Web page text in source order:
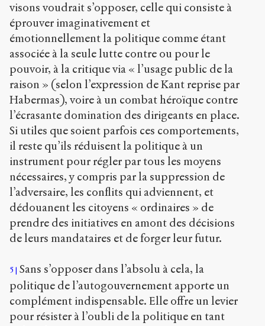
visons voudrait s’opposer, celle qui consiste à
éprouver imaginativement et
émotionnellement la politique comme étant
associée à la seule lutte contre ou pour le
pouvoir, à la critique via « l’usage public de la
raison » (selon l’expression de Kant reprise par
Habermas), voire à un combat héroïque contre
l’écrasante domination des dirigeants en place.
Si utiles que soient parfois ces comportements,
il reste qu’ils réduisent la politique à un
instrument pour régler par tous les moyens
nécessaires, y compris par la suppression de
l’adversaire, les conflits qui adviennent, et
dédouanent les citoyens « ordinaires » de
prendre des initiatives en amont des décisions
de leurs mandataires et de forger leur futur.
5 Sans s’opposer dans l’absolu à cela, la
politique de l’autogouvernement apporte un
complément indispensable. Elle offre un levier
pour résister à l’oubli de la politique en tant